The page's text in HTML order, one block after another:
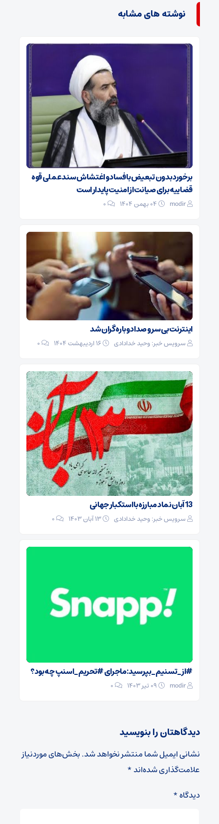
نوشته های مشابه
برخورد بدون تبعیض با فساد و اغتشاش سند عملی قوه
قضاییه برای صیانت از امنیت پایدار است
modir
0
اینترنت بی‌ سر و صدا دوباره گران شد
سرویس خبر: وحید خدادادی 0
13 آبان نماد مبارزه با استکبار جهانی
سرویس خبر: وحید خدادادی 0
#از_تسنیم_بپرسید: ماجرای #تحریم_اسنپ چه بود؟
modir
0
دیدگاهتان را بنویسید
نشانی ایمیل شما منتشر نخواهد شد.بخش‌های موردنیاز
علامت‌گذاری شده‌اند*
دیدگاه*